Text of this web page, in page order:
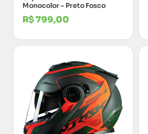
Monocolor – Preto Fosco
R$799,00